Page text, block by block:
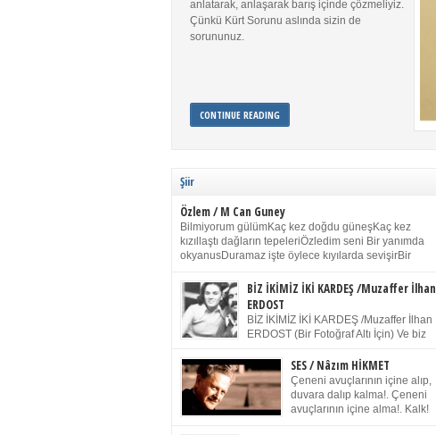
anlatarak, anlaşarak barış içinde çözmeliyiz.
Çünkü Kürt Sorunu aslında sizin de
sorununuz.
CONTINUE READING
Şiir
Özlem / M Can Guney
Bilmiyorum gülümKaç kez doğdu güneşKaç kez
kızıllaştı dağların tepeleriÖzledim seni Bir yanımda
okyanusDuramaz işte öylece kıyılarda sevişirBir
dururSokulur yalnızlığıma kokun olur Gözlerim bir
buruk gülümsemeDudağımda buğusu
öpüşlerinGeceler boyuÖzledim seni 2004 Haziran
Sydney / Toplumsal Kaynak / Memduh Güney
BİZ İKİMİZ İKİ KARDEŞ /Muzaffer İlhan
ERDOST
BİZ İKİMİZ İKİ KARDEŞ /Muzaffer İlhan
ERDOST (Bir Fotoğraf Altı İçin) Ve biz
Duracağız Fotoğrafımızda durduğumuz gibi Benim
ellerimde kelepçe Yüzümde yapay bir gülüş
(Kelepçeyi yadırgamanın gülüşü belki İlk kez olduğu
için Sonra alıştım Ve unuttum sonra kelepçeyi
SES / Nâzım HİKMET
Çeneni avuçlarının içine alıp,
duvara dalıp kalma!. Çeneni
avuçlarının içine alma!. Kalk!